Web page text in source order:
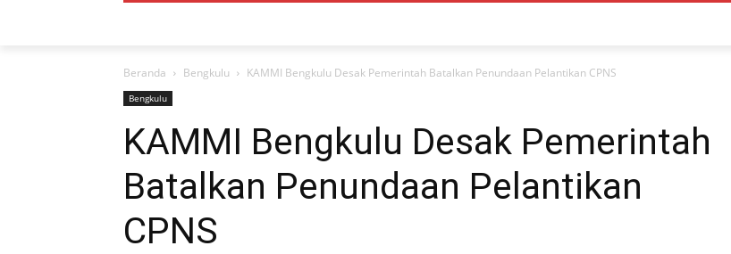
Beranda Bengkulu KAMMI Bengkulu Desak Pemerintah Batalkan Penundaan Pelantikan CPNS
Bengkulu
KAMMI Bengkulu Desak Pemerintah
Batalkan Penundaan Pelantikan
CPNS